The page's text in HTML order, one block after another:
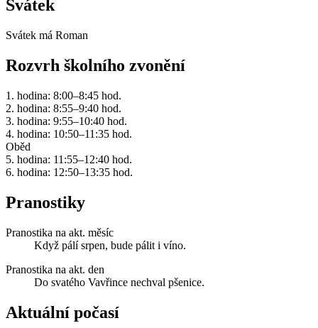
Svátek
Svátek má Roman
Rozvrh školního zvonění
1. hodina: 8:00–8:45 hod.
2. hodina: 8:55–9:40 hod.
3. hodina: 9:55–10:40 hod.
4. hodina: 10:50–11:35 hod.
Oběd
5. hodina: 11:55–12:40 hod.
6. hodina: 12:50–13:35 hod.
Pranostiky
Pranostika na akt. měsíc
Když pálí srpen, bude pálit i víno.
Pranostika na akt. den
Do svatého Vavřince nechval pšenice.
Aktuální počasí